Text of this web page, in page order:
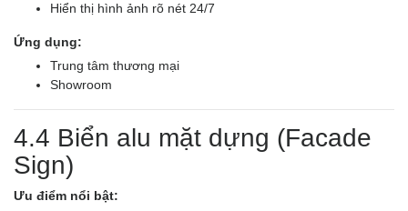
Hiển thị hình ảnh rõ nét 24/7
Ứng dụng:
Trung tâm thương mại
Showroom
4.4 Biển alu mặt dựng (Facade
Sign)
Ưu điểm nổi bật: